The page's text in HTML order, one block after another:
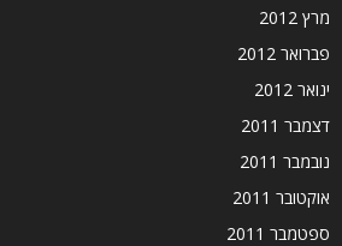
מרץ 2012
פברואר 2012
ינואר 2012
דצמבר 2011
נובמבר 2011
אוקטובר 2011
ספטמבר 2011